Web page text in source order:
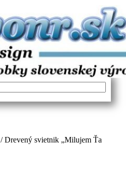
/ Drevený svietnik „Milujem Ťa